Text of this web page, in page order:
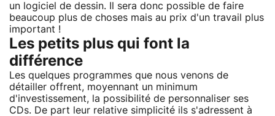
un logiciel de dessin. Il sera donc possible de faire
beaucoup plus de choses mais au prix d'un travail plus
important !
Les petits plus qui font la
différence
Les quelques programmes que nous venons de
détailler offrent, moyennant un minimum
d'investissement, la possibilité de personnaliser ses
CDs. De part leur relative simplicité ils s'adressent à